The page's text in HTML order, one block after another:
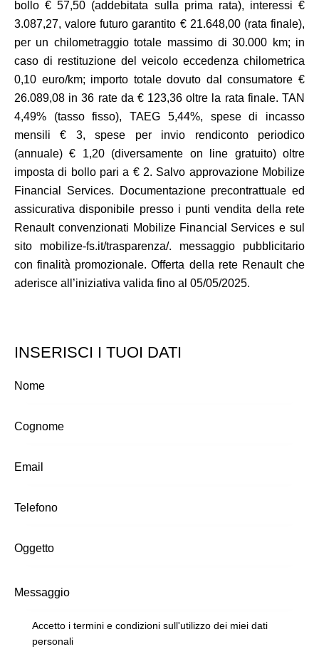
bollo € 57,50 (addebitata sulla prima rata), interessi €
3.087,27, valore futuro garantito € 21.648,00 (rata finale),
per un chilometraggio totale massimo di 30.000 km; in
caso di restituzione del veicolo eccedenza chilometrica
0,10 euro/km; importo totale dovuto dal consumatore €
26.089,08 in 36 rate da € 123,36 oltre la rata finale. TAN
4,49% (tasso fisso), TAEG 5,44%, spese di incasso
mensili € 3, spese per invio rendiconto periodico
(annuale) € 1,20 (diversamente on line gratuito) oltre
imposta di bollo pari a € 2. Salvo approvazione Mobilize
Financial Services. Documentazione precontrattuale ed
assicurativa disponibile presso i punti vendita della rete
Renault convenzionati Mobilize Financial Services e sul
sito mobilize-fs.it/trasparenza/. messaggio pubblicitario
con finalità promozionale. Offerta della rete Renault che
aderisce all’iniziativa valida fino al 05/05/2025.
INSERISCI I TUOI DATI
Accetto i termini e condizioni sull'utilizzo dei miei dati
personali